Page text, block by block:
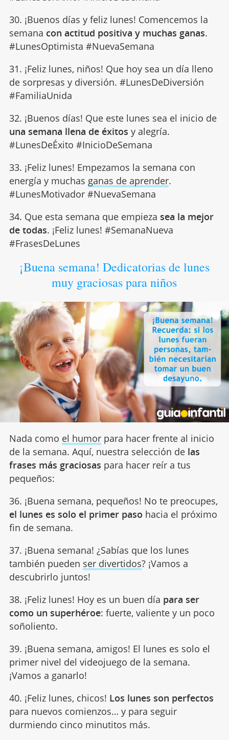
30. ¡Buenos días y feliz lunes! Comencemos la
semana con actitud positiva y muchas ganas.
#LunesOptimista #NuevaSemana
31. ¡Feliz lunes, niños! Que hoy sea un día lleno
de sorpresas y diversión. #LunesDeDiversión
#FamiliaUnida
32. ¡Buenos días! Que este lunes sea el inicio de
una semana llena de éxitos y alegría.
#LunesDeÉxito #InicioDeSemana
33. ¡Feliz lunes! Empezamos la semana con
energía y muchas ganas de aprender.
#LunesMotivador #NuevaSemana
34. Que esta semana que empieza sea la mejor
de todas. ¡Feliz lunes! #SemanaNueva
#FrasesDeLunes
¡Buena semana! Dedicatorias de lunes
muy graciosas para niños
Nada como el humorpara hacer frente al inicio
de la semana. Aquí, nuestra selección de las
frases más graciosas para hacer reír a tus
pequeños:
36. ¡Buena semana, pequeños! No te preocupes,
el lunes es solo el primer paso hacia el próximo
fin de semana.
37. ¡Buena semana! ¿Sabías que los lunes
también pueden ser divertidos? ¡Vamos a
descubrirlo juntos!
38. ¡Feliz lunes! Hoy es un buen día para ser
como un superhéroe: fuerte, valiente y un poco
soñoliento.
39. ¡Buena semana, amigos! El lunes es solo el
primer nivel del videojuego de la semana.
¡Vamos a ganarlo!
40. ¡Feliz lunes, chicos! Los lunes son perfectos
para nuevos comienzos… y para seguir
durmiendo cinco minutitos más.